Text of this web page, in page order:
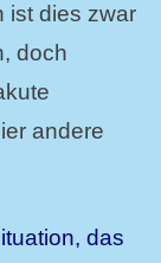
ist dies zwar
doch
andere
das